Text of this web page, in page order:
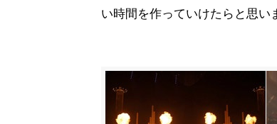
い時間を作っていけたらと思い